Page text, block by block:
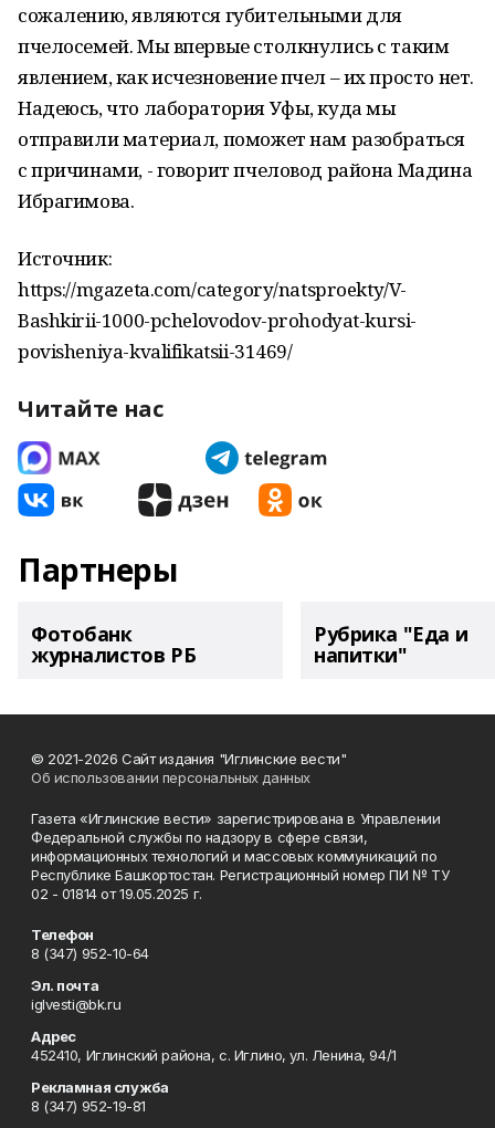
сожалению, являются губительными для
пчелосемей. Мы впервые столкнулись с таким
явлением, как исчезновение пчел – их просто нет.
Надеюсь, что лаборатория Уфы, куда мы
отправили материал, поможет нам разобраться
с причинами, - говорит пчеловод района Мадина
Ибрагимова.
Источник:
https://mgazeta.com/category/natsproekty/V-
Bashkirii-1000-pchelovodov-prohodyat-kursi-
povisheniya-kvalifikatsii-31469/
Читайте нас
Партнеры
Фотобанк
журналистов РБ
Рубрика "Еда и
напитки"
© 2021-2026 Сайт издания "Иглинские вести"
Об использовании персональных данных
Газета «Иглинские вести» зарегистрирована в Управлении
Федеральной службы по надзору в сфере связи,
информационных технологий и массовых коммуникаций по
Республике Башкортостан. Регистрационный номер ПИ № ТУ
02 - 01814 от 19.05.2025 г.
Телефон
8 (347) 952-10-64
Эл. почта
iglvesti@bk.ru
Адрес
452410, Иглинский района, с. Иглино, ул. Ленина, 94/1
Рекламная служба
8 (347) 952-19-81